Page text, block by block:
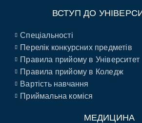
ВСТУП ДО
Спеціальності
Перелік конкурсних предметів
Правила прийому в Університет
Правила прийому в Коледж
Вартість навчання
Приймальна коміся
МЕДИЦИНА